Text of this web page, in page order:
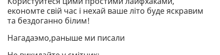
економте свій час і нехай ваше літо буде яскравим
та бездоганно білим!
Нагадаэмо,раныше ми писали